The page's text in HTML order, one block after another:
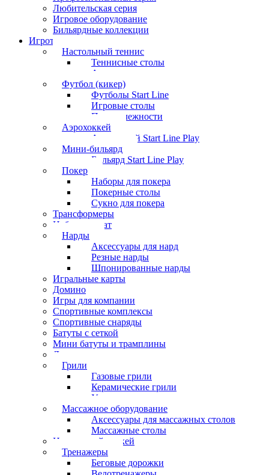
Любительская серия
Игровое оборудование
Бильярдные коллекции
Игротека
Настольный теннис
Теннисные столы
Аксессуары
Футбол (кикер)
Футболы Start Line
Игровые столы
Принадлежности
Аэрохоккей
Аэрохоккей Start Line Play
Мини-бильярд
Бильярд Start Line Play
Покер
Наборы для покера
Покерные столы
Сукно для покера
Трансформеры
Набор шахмат
Нарды
Аксессуары для нард
Резные нарды
Шпонированные нарды
Игральные карты
Домино
Игры для компании
Спортивные комплексы
Спортивные снаряды
Батуты с сеткой
Мини батуты и трамплины
Дартс
Грили
Газовые грили
Керамические грили
Угольные грили
Массажное оборудование
Аксессуары для массажных столов
Массажные столы
Настольный хоккей
Тренажеры
Беговые дорожки